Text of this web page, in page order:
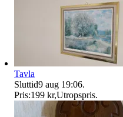
Tavla
Sluttid9 aug 19:06.
Pris:199 kr,Utropspris.